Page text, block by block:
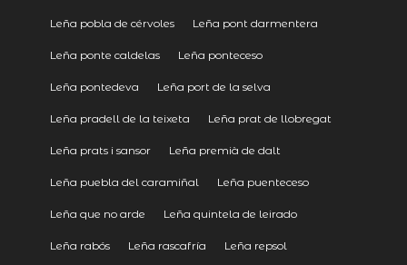
Leña pobla de cérvoles Leña pont darmentera
Leña ponte caldelas Leña ponteceso
Leña pontedeva Leña port de la selva
Leña pradell de la teixeta Leña prat de llobregat
Leña prats i sansor Leña premià de dalt
Leña puebla del caramiñal Leña puenteceso
Leña que no arde Leña quintela de leirado
Leña rabós Leña rascafría Leña repsol